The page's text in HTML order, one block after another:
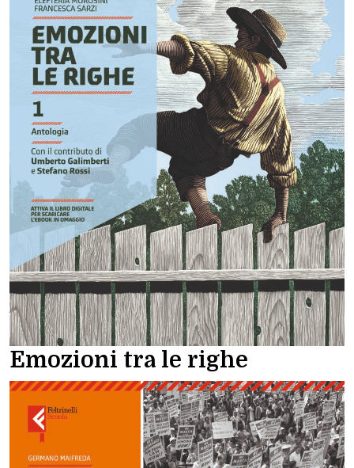
Emozioni tra le righe